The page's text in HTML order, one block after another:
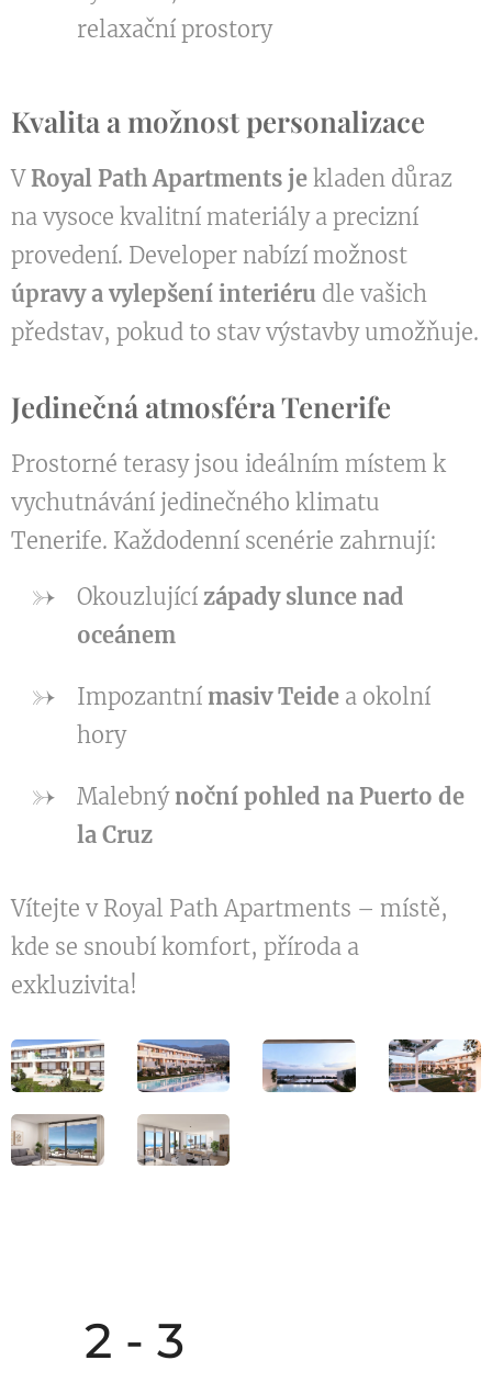
relaxační prostory
Kvalita a možnost personalizace
VRoyal Path Apartments je kladen důraz
na vysoce kvalitní materiály a precizní
provedení. Developer nabízí možnost
úpravy a vylepšení interiéru dle vašich
představ, pokud to stav výstavby umožňuje.
Jedinečná atmosféra Tenerife
Prostorné terasy jsou ideálním místem k
vychutnávání jedinečného klimatu
Tenerife. Každodenní scenérie zahrnují:
Okouzlující západy slunce nad
oceánem
Impozantní masiv Teide a okolní
hory
Malebný noční pohled na Puerto de
la Cruz
Vítejte v Royal Path Apartments – místě,
kde se snoubí komfort, příroda a
exkluzivita!
🛏️ 2 - 3